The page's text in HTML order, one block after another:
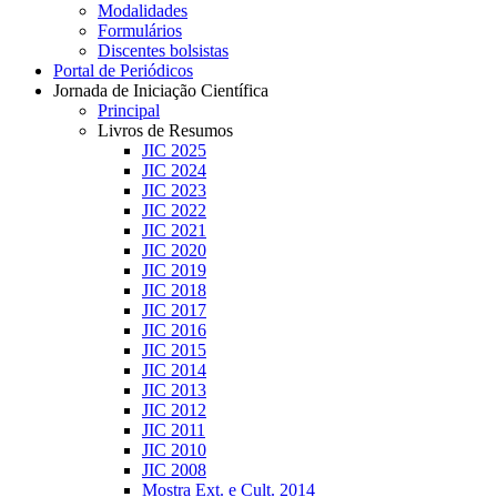
Modalidades
Formulários
Discentes bolsistas
Portal de Periódicos
Jornada de Iniciação Científica
Principal
Livros de Resumos
JIC 2025
JIC 2024
JIC 2023
JIC 2022
JIC 2021
JIC 2020
JIC 2019
JIC 2018
JIC 2017
JIC 2016
JIC 2015
JIC 2014
JIC 2013
JIC 2012
JIC 2011
JIC 2010
JIC 2008
Mostra Ext. e Cult. 2014